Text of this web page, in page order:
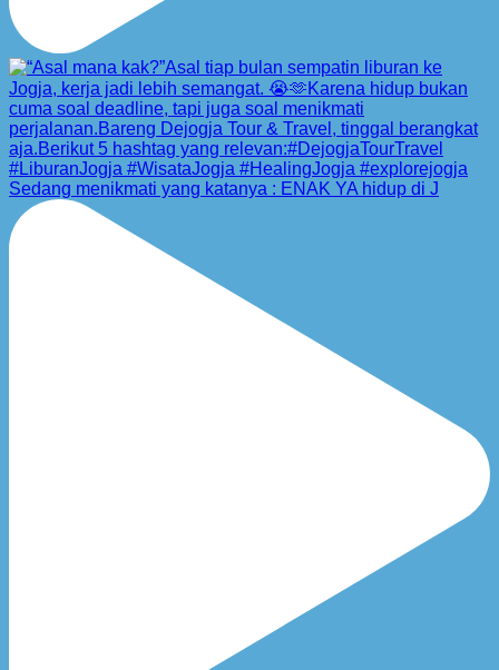
Sedang menikmati yang katanya : ENAK YA hidup di J